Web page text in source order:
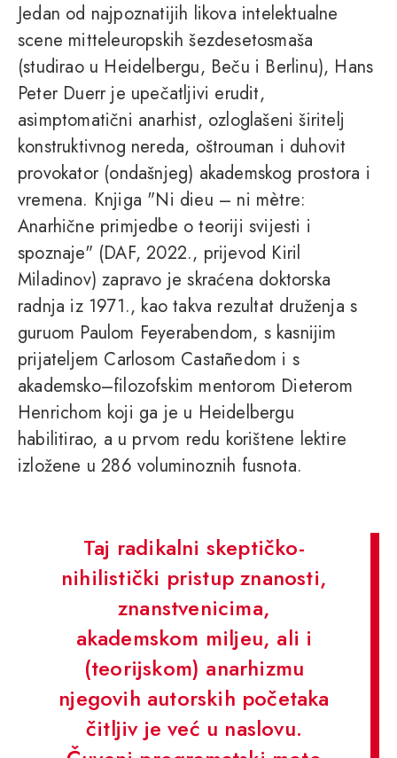
Jedan od najpoznatijih likova intelektualne
scene mitteleuropskih šezdesetosmaša
(studirao u Heidelbergu, Beču i Berlinu), Hans
Peter Duerr je upečatljivi erudit,
asimptomatični anarhist, ozloglašeni širitelj
konstruktivnog nereda, oštrouman i duhovit
provokator (ondašnjeg) akademskog prostora i
vremena. Knjiga "Ni dieu – ni mètre:
Anarhične primjedbe o teoriji svijesti i
spoznaje" (DAF, 2022., prijevod Kiril
Miladinov) zapravo je skraćena doktorska
radnja iz 1971., kao takva rezultat druženja s
guruom Paulom Feyerabendom, s kasnijim
prijateljem Carlosom Castañedom i s
akademsko–filozofskim mentorom Dieterom
Henrichom koji ga je u Heidelbergu
habilitirao, a u prvom redu korištene lektire
izložene u 286 voluminoznih fusnota.
Taj radikalni skeptičko-
nihilistički pristup znanosti,
znanstvenicima,
akademskom miljeu, ali i
(teorijskom) anarhizmu
njegovih autorskih početaka
čitljiv je već u naslovu.